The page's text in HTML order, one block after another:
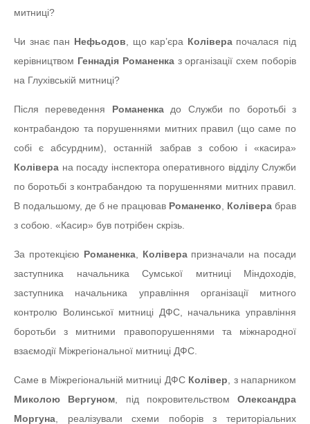
митниці?
Чи знає пан Нефьодов, що кар’єра Коліверапочалася під
керівництвом Геннадія Романенказ організації схем поборів
на Глухівській митниці?
Після переведення Романенкадо Служби по боротьбі з
контрабандою та порушеннями митних правил (що саме по
собі є абсурдним), останній забрав з собою і «касира»
Колівера на посаду інспектора оперативного відділу Служби
по боротьбі з контрабандою та порушеннями митних правил.
В подальшому, де б не працював Романенко, Колівера брав
з собою. «Касир» був потрібен скрізь.
За протекцією Романенка, Коліверапризначали на посади
заступника начальника Сумської митниці Міндоходів,
заступника начальника управління організації митного
контролю Волинської митниці ДФС, начальника управління
боротьби з митними правопорушеннями та міжнародної
взаємодії Міжрегіональної митниці ДФС.
Саме в Міжрегіональній митниці ДФС Колівер, з напарником
Миколою Вергуном, під покровительством Олександра
Моргуна, реалізували схеми поборів з територіальних